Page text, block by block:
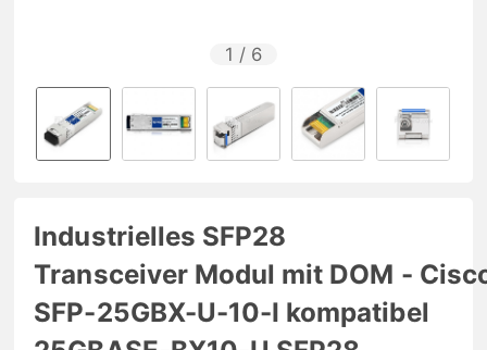
1 / 6
Industrielles SFP28
Transceiver Modul mit DOM -
SFP-25GBX-U-10-I kompatibel